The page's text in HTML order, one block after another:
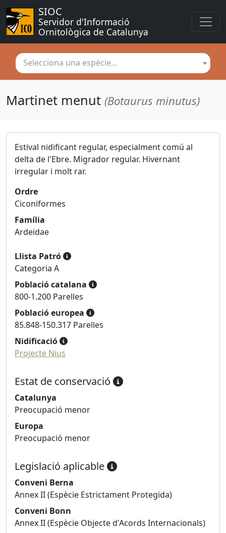
SIOC
Servidor d'Informació
Ornitològica de Catalunya
Selecciona una espècie...
Martinet menut (Botaurus minutus)
Estival nidificant regular, especialment comú al
delta de l'Ebre. Migrador regular. Hivernant
irregular i molt rar.
Ordre
Ciconiformes
Família
Ardeidae
Llista Patró
Categoria A
Població catalana
800-1.200 Parelles
Població europea
85.848-150.317 Parelles
Nidificació
Projecte Nius
Estat de conservació
Catalunya
Preocupació menor
Europa
Preocupació menor
Legislació aplicable
Conveni Berna
Annex II (Espècie Estrictament Protegida)
Conveni Bonn
Annex II (Espècie Objecte d'Acords Internacionals)